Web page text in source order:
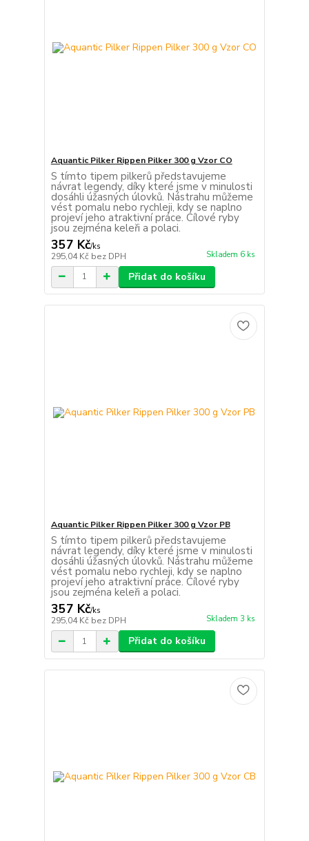
Aquantic Pilker Rippen Pilker 300 g Vzor CO
S tímto tipem pilkerů představujeme
návrat legendy, díky které jsme v minulosti
dosáhli úžasných úlovků. Nástrahu můžeme
vést pomalu nebo rychleji, kdy se naplno
projeví jeho atraktivní práce. Cílové ryby
jsou zejména keleři a polaci.
357 Kč/ks
295,04 Kč bez DPH Skladem 6 ks
Přidat do košíku
Aquantic Pilker Rippen Pilker 300 g Vzor PB
S tímto tipem pilkerů představujeme
návrat legendy, díky které jsme v minulosti
dosáhli úžasných úlovků. Nástrahu můžeme
vést pomalu nebo rychleji, kdy se naplno
projeví jeho atraktivní práce. Cílové ryby
jsou zejména keleři a polaci.
357 Kč/ks
295,04 Kč bez DPH Skladem 3 ks
Přidat do košíku